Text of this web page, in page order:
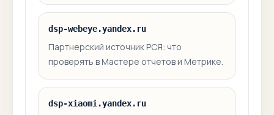
dsp-webeye.yandex.ru
Партнерский источник РСЯ: что
проверять в Мастере отчетов и Метрике.
dsp-xiaomi.yandex.ru